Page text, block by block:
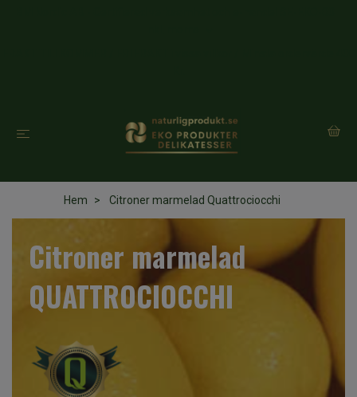
Hem Citroner marmelad Quattrociocchi
Citroner marmelad
QUATTROCIOCCHI